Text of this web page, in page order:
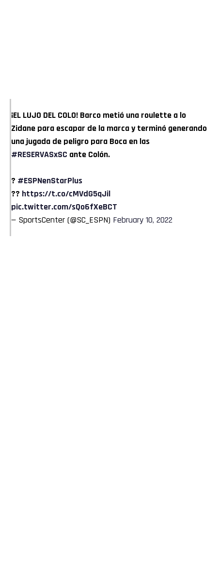
¡EL LUJO DEL COLO! Barco metió una roulette a lo
Zidane para escapar de la marca y terminó generando
una jugada de peligro para Boca en las
#RESERVASxSC ante Colón.
? #ESPNenStarPlus
?? https://t.co/cMVdG5qJil
pic.twitter.com/sQo6fXeBCT
— SportsCenter (@SC_ESPN) February 10, 2022